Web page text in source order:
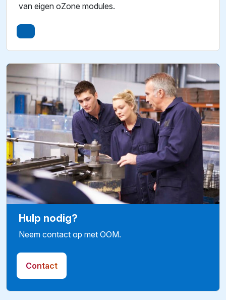
van eigen oZone modules.
Hulp nodig?
Neem contact op met OOM.
Contact